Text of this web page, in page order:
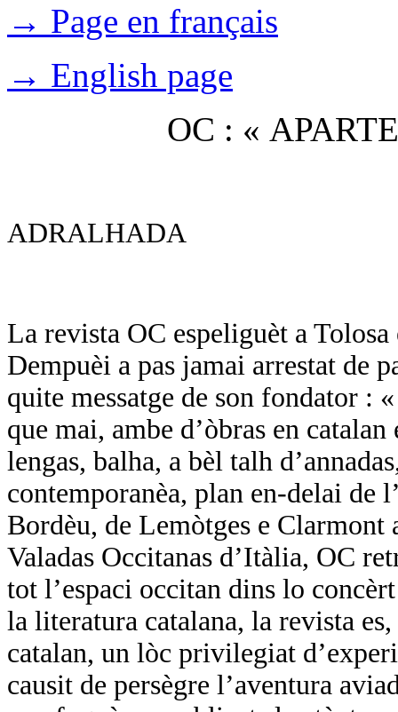
→ Page en français
→ English page
OC : «
ADRALHADA
La revista OC espeliguèt a
Dempuèi a pas jamai arrestat de
quite messatge de son fondator :
que mai, ambe d’òbras en
lengas, balha, a bèl talh
contemporanèa, plan en-delai de
Bordèu, de Lemòtges e Clarmont
Valadas Occitanas d’Itàlia, OC
tot l’espaci occitan dins lo
la literatura catalana, la revista
catalan, un lòc privilegiat
causit de persègre l’aventura